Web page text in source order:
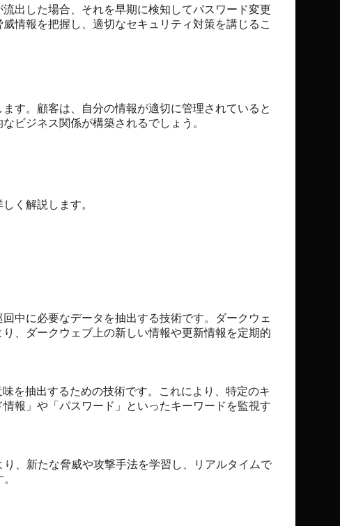
出した場合、それを早期に検知してパスワード変更
情報を把握し、適切なセキュリティ対策を講じるこ
す。顧客は、自分の情報が適切に管理されていると
ビジネス関係が構築されるでしょう。
く解説します。
中に必要なデータを抽出する技術です。ダークウェ
、ダークウェブ上の新しい情報や更新情報を定期的
を抽出するための技術です。これにより、特定のキ
報」や「パスワード」といったキーワードを監視す
、新たな脅威や攻撃手法を学習し、リアルタイムで